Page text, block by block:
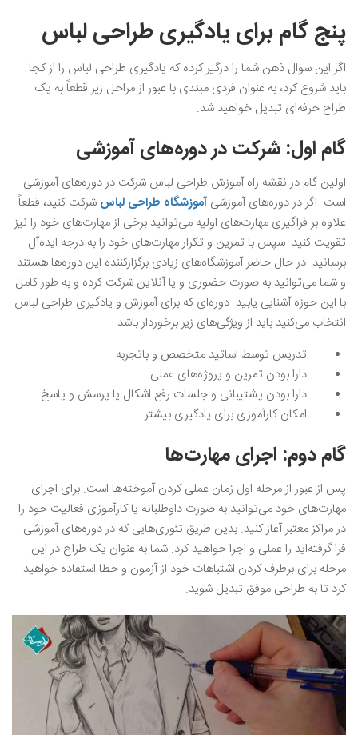
پنج گام برای یادگیری طراحی لباس
اگر این سوال ذهن شما را درگیر کرده که یادگیری طراحی لباس را از کجا
باید شروع کرد، به عنوان فردی مبتدی با عبور از مراحل زیر قطعاً به یک
طراح حرفه‌ای تبدیل خواهید شد.
گام اول: شرکت در دوره‌های آموزشی
اولین گام در نقشه راه آموزش طراحی لباس شرکت در دوره‌های آموزشی
است. اگر در دوره‌های آموزشی آموزشگاه طراحی لباس شرکت کنید، قطعاً
علاوه بر فراگیری مهارت‌های اولیه می‌توانید برخی از مهارت‌های خود را نیز
تقویت کنید. سپس با تمرین و تکرار مهارت‌های خود را به درجه ایده‌آل
برسانید. در حال حاضر آموزشگاه‌های زیادی برگزارکننده این دوره‌ها هستند
و شما می‌توانید به صورت حضوری و یا آنلاین شرکت کرده و به طور کامل
با این حوزه آشنایی یابید. دوره‌ای که برای آموزش و یادگیری طراحی لباس
انتخاب می‌کنید باید از ویژگی‌های زیر برخوردار باشد.
تدریس توسط اساتید متخصص و باتجربه
دارا بودن تمرین و پروژه‌های عملی
دارا بودن پشتیبانی و جلسات رفع اشکال یا پرسش و پاسخ
امکان کارآموزی برای یادگیری بیشتر
گام دوم: اجرای مهارت‌ها
پس از عبور از مرحله اول زمان عملی کردن آموخته‌ها است. برای اجرای
مهارت‌های خود می‌توانید به صورت داوطلبانه یا کارآموزی فعالیت خود را
در مراکز معتبر آغاز کنید. بدین طریق تئوری‌هایی که در دوره‌های آموزشی
فرا گرفته‌اید را عملی و اجرا خواهید کرد. شما به عنوان یک طراح در این
مرحله برای برطرف کردن اشتباهات خود از آزمون و خطا استفاده خواهید
کرد تا به طراحی موفق تبدیل شوید.